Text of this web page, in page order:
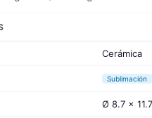
Cerámica
Sublimación
Ø 8.7 x